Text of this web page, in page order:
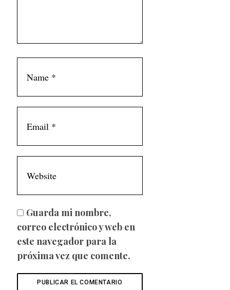
Guarda mi nombre,
correo electrónico y web en
este navegador para la
próxima vez que comente.